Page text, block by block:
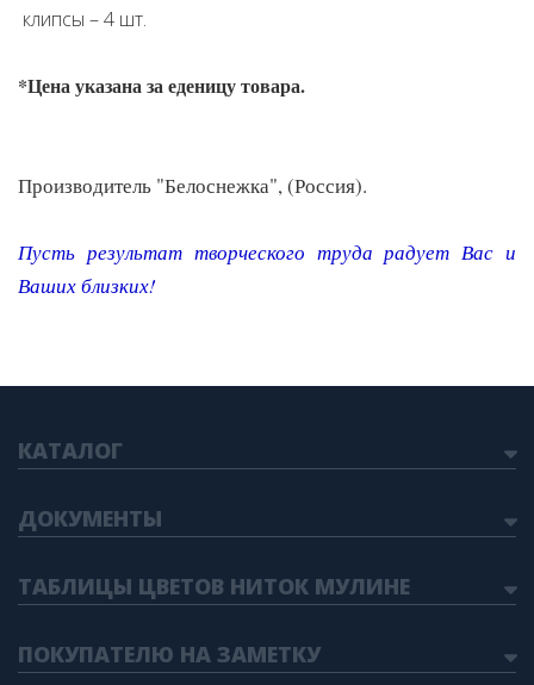
клипсы – 4 шт.
*Цена указана за еденицу товара.
Производитель "Белоснежка", (Россия).
Пусть результат творческого труда радует Вас и
Ваших близких!
КАТАЛОГ
ДОКУМЕНТЫ
ТАБЛИЦЫ ЦВЕТОВ НИТОК МУЛИНЕ
ПОКУПАТЕЛЮ НА ЗАМЕТКУ